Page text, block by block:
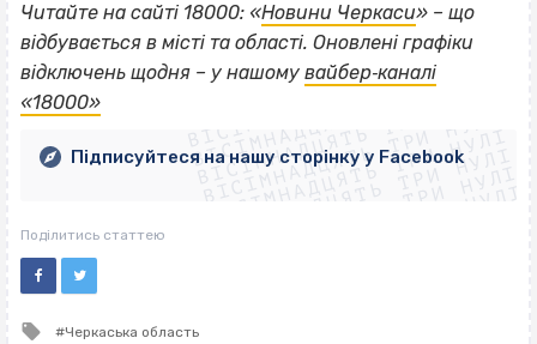
Читайте на сайті 18000: «Новини Черкаси» – що
відбувається в місті та області. Оновлені графіки
відключень щодня – у нашому вайбер‐каналі
«18000»
ВІСІМНАДЦЯТЬ ТРИ НУЛІ
ВІСІМНАДЦЯТЬ ТРИ НУЛІ
ВІСІМНАДЦЯТЬ ТРИ НУЛІ
ВІСІМНАДЦЯТЬ ТРИ НУЛІ
ВІСІМНАДЦЯТЬ ТРИ НУЛІ
ВІСІМНАДЦЯТЬ ТРИ НУЛІ
ВІСІМНАДЦЯТЬ ТРИ НУЛІ
ВІСІМНАДЦЯТЬ ТРИ НУЛІ
Підписуйтеся на нашу сторінку у Facebook
Поділитись статтею
Tagged
Черкаська область